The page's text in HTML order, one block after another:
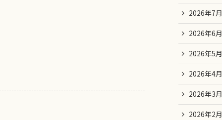
2026年7月
2026年6月
2026年5月
2026年4月
2026年3月
2026年2月